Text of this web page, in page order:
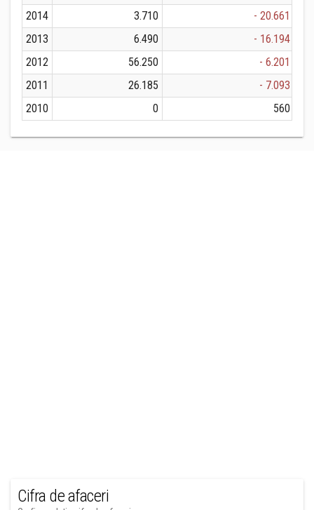
2014
3.710
- 20.661
2013
6.490
- 16.194
2012
56.250
- 6.201
2011
26.185
- 7.093
2010
0 560
Cifra de afaceri